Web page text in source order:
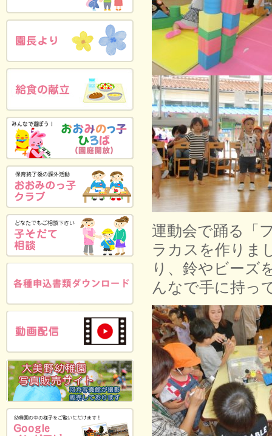
運動会で踊る「
ラカスを作りま
り、鈴やビーズ
んなで手に持っ